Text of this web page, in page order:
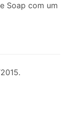
Soap com um